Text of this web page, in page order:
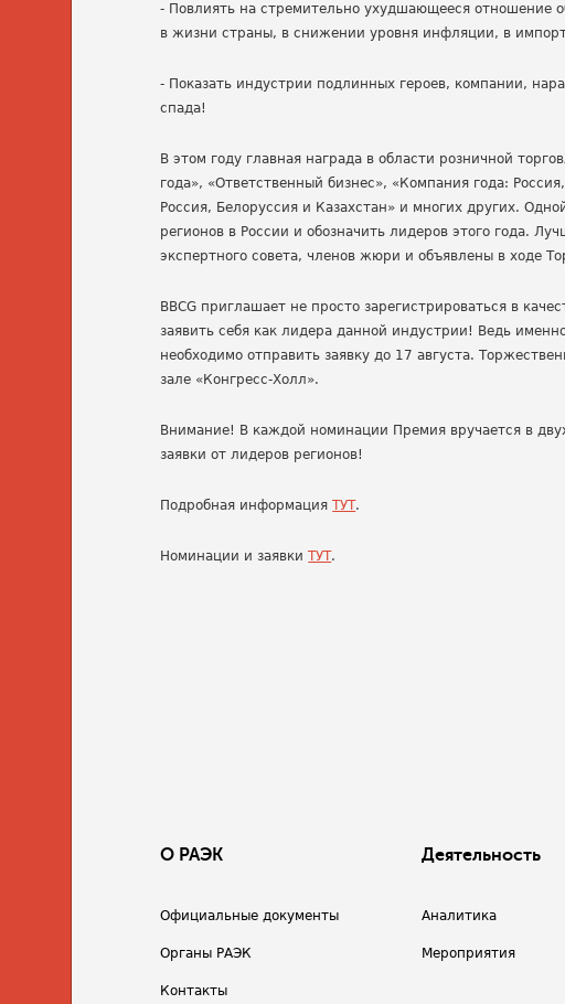
- Повлиять на стремительно ухудшающееся отношение
в жизни страны, в снижении уровня инфляции, в
- Показать индустрии подлинных героев, компании,
спада!
В этом году главная награда в области розничной
года», «Ответственный бизнес», «Компания года:
Россия, Белоруссия и Казахстан» и многих других.
регионов в России и обозначить лидеров этого года.
экспертного совета, членов жюри и объявлены в ходе
BBCG приглашает не просто зарегистрироваться в
заявить себя как лидера данной индустрии! Ведь
необходимо отправить заявку до 17 августа.
зале «Конгресс-Холл».
Внимание! В каждой номинации Премия вручается в
заявки от лидеров регионов!
Подробная информацияТУТ.
Номинации и заявкиТУТ.
О РАЭК
Официальные документы
Органы РАЭК
Контакты
Деятельность
Аналитика
Мероприятия